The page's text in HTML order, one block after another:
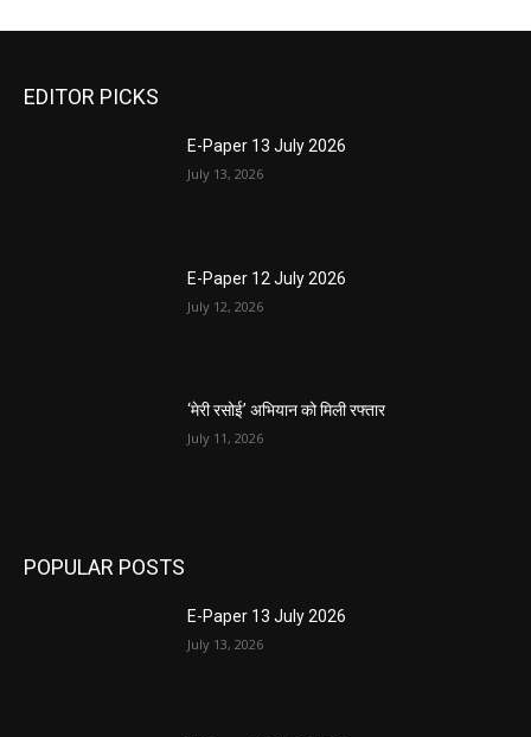
EDITOR PICKS
E-Paper 13 July 2026
July 13, 2026
E-Paper 12 July 2026
July 12, 2026
‘मेरी रसोई’ अभियान को मिली रफ्तार
July 11, 2026
POPULAR POSTS
E-Paper 13 July 2026
July 13, 2026